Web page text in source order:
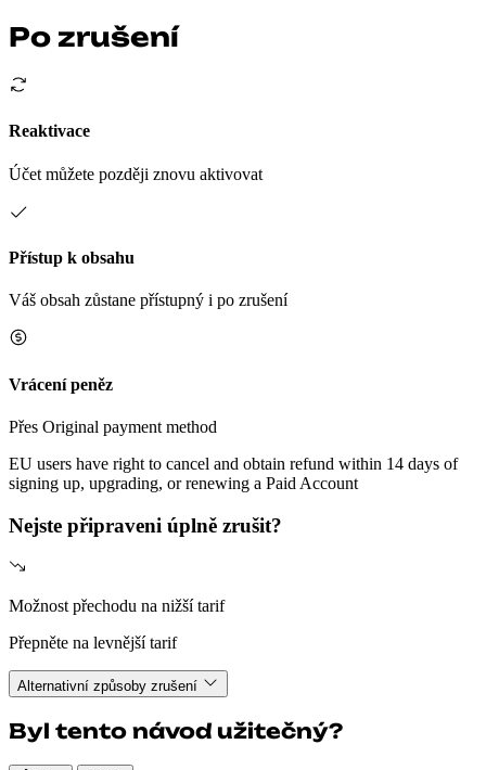
Po zrušení
Reaktivace
Účet můžete později znovu aktivovat
Přístup k obsahu
Váš obsah zůstane přístupný i po zrušení
Vrácení peněz
Přes Original payment method
EU users have right to cancel and obtain refund within 14 days of
signing up, upgrading, or renewing a Paid Account
Nejste připraveni úplně zrušit?
Možnost přechodu na nižší tarif
Přepněte na levnější tarif
Alternativní způsoby zrušení
Byl tento návod užitečný?